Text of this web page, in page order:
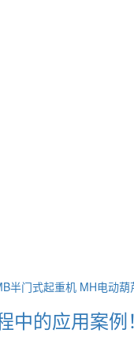
半门式起重机 MH电动
的应用案例！